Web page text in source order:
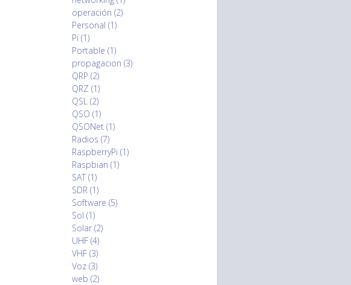
operación (2)
Personal (1)
Pi (1)
Portable (1)
propagacion (3)
QRP (2)
QRZ (1)
QSL (2)
QSO (1)
QSONet (1)
Radios (7)
RaspberryPi (1)
Raspbian (1)
SAT (1)
SDR (1)
Software (5)
Sol (1)
Solar (2)
UHF (4)
VHF (3)
Voz (3)
web (2)